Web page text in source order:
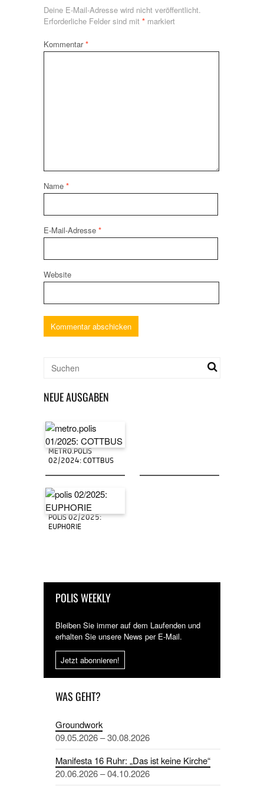
Deine E-Mail-Adresse wird nicht veröffentlicht.
Erforderliche Felder sind mit * markiert
Kommentar*
Name *
E-Mail-Adresse *
Website
NEUE AUSGABEN
METRO.POLIS
02/2024: COTTBUS
POLIS 02/2025:
EUPHORIE
POLIS WEEKLY
Bleiben Sie immer auf dem Laufenden und
erhalten Sie unsere News per E-Mail.
Jetzt abonnieren!
WAS GEHT?
Groundwork
09.05.2026 – 30.08.2026
Manifesta 16 Ruhr: „Das ist keine Kirche“
20.06.2026 – 04.10.2026